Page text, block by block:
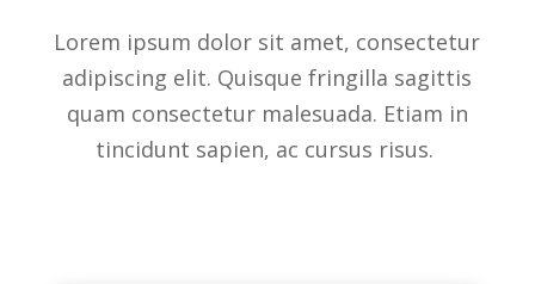
Lorem ipsum dolor sit amet, consectetur
adipiscing elit. Quisque fringilla sagittis
quam consectetur malesuada. Etiam in
tincidunt sapien, ac cursus risus.